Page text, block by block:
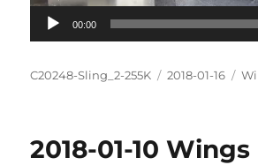
00:00
Autor
C20248-Sling_2-255K
Veröffentlicht
2018-01-16
2018-01-10 Wings